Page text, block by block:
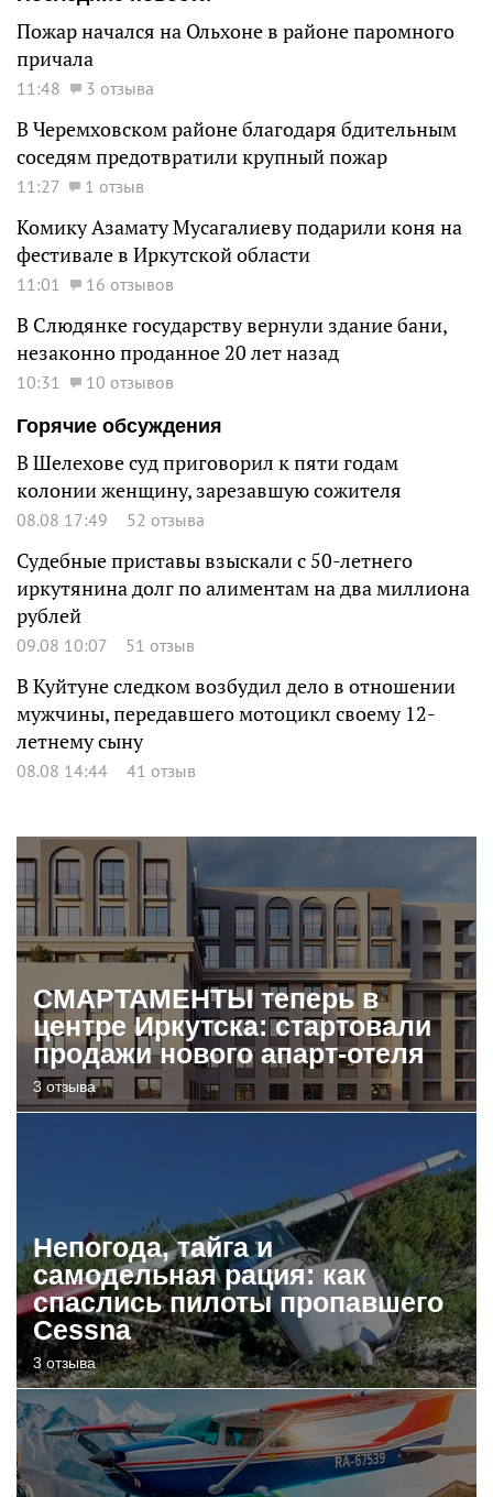
Пожар начался на Ольхоне в районе паромного
причала
11:48 3 отзыва
В Черемховском районе благодаря бдительным
соседям предотвратили крупный пожар
11:27 1 отзыв
Комику Азамату Мусагалиеву подарили коня на
фестивале в Иркутской области
11:01 16 отзывов
В Слюдянке государству вернули здание бани,
незаконно проданное 20 лет назад
10:31
10 отзывов
Горячие обсуждения
В Шелехове суд приговорил к пяти годам
колонии женщину, зарезавшую сожителя
08.08 17:49 52 отзыва
Судебные приставы взыскали с 50-летнего
иркутянина долг по алиментам на два миллиона
рублей
09.08 10:07 51 отзыв
В Куйтуне следком возбудил дело в отношении
мужчины, передавшего мотоцикл своему 12-
летнему сыну
08.08 14:44 41 отзыв
СМАРТАМЕНТЫ теперь в
центре Иркутска: стартовали
продажи нового апарт-отеля
3 отзыва
Непогода, тайга и
самодельная рация: как
спаслись пилоты пропавшего
Cessna
3 отзыва